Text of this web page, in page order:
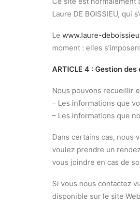
Laure DE BOISSIEU, qui
Le www.laure-
moment : elles
ARTICLE 4 : Gestion des
Nous pouvons recueillir
– Les informations que
– Les informations que
Dans certains cas, nous
voulez prendre un
vous joindre en cas de
Si vous nous contactez
disponible sur le site